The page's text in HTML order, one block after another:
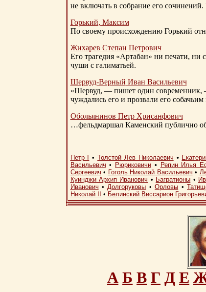
не включать в собрание его
Горький, Максим
По своему происхождению Горький
Жихарев Степан Петрович
Его трагедия «Артабан» ни печати, ни
чуши с галиматьей.
Шервуд-Верный Иван Васильевич
«Шервуд, — пишет один современник,
чуждались его и прозвали его
Обольянинов Петр Хрисанфович
…фельдмаршал Каменский публично
Петр I •Толстой Лев Николаевич •
Васильевич • Рюриковичи • Репин Илья
Сергеевич • Гоголь Николай Васильевич •
Куинджи Архип Иванович • Багратионы •
Иванович •Долгоруковы •Орловы •
Николай II
• Белинский Виссарион
А Б В Г Д Е